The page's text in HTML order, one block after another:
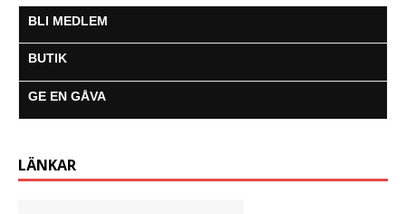
BLI MEDLEM
BUTIK
GE EN GÅVA
LÄNKAR